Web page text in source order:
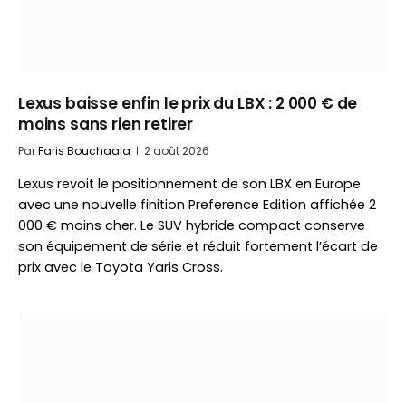
Lexus baisse enfin le prix du LBX : 2 000 € de
moins sans rien retirer
ParFaris Bouchaala 2 août 2026
Lexus revoit le positionnement de son LBX en Europe
avec une nouvelle finition Preference Edition affichée 2
000 € moins cher. Le SUV hybride compact conserve
son équipement de série et réduit fortement l’écart de
prix avec le Toyota Yaris Cross.